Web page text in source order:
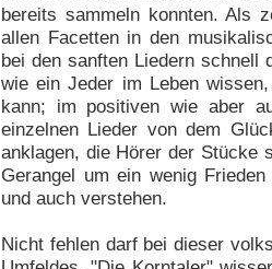
bereits sammeln konnten. Als
allen Facetten in den
bei den sanften Liedern schnell
wie ein Jeder im Leben
kann; im positiven wie aber
einzelnen Lieder von dem
anklagen, die Hörer der Stücke
Gerangel um ein wenig
und auch verstehen.
Nicht fehlen darf bei dieser